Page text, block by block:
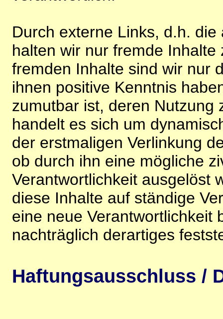
Durch externe Links, d.h.
halten wir nur fremde
fremden Inhalte sind wir nur
ihnen positive Kenntnis
zumutbar ist, deren Nutzung
handelt es sich um
der erstmaligen Verlinkung
ob durch ihn eine mögliche
Verantwortlichkeit ausgelöst
diese Inhalte auf ständige
eine neue Verantwortlichkeit
nachträglich derartiges
Haftungsausschluss /